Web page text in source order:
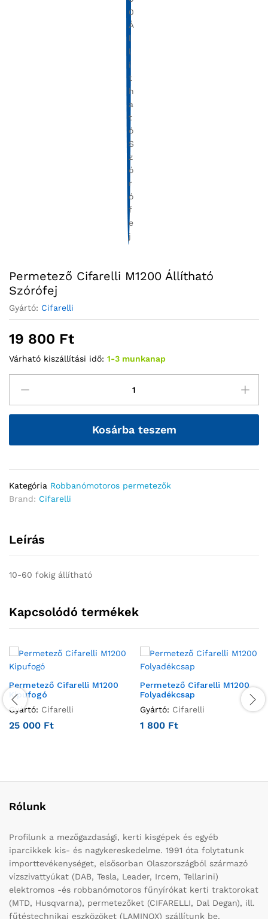
Permetező Cifarelli M1200 Állítható
Szórófej
Gyártó: Cifarelli
19 800 Ft
Várható kiszállítási idő: 1-3 munkanap
Kosárba teszem
Kategória Robbanómotoros permetezők
Brand: Cifarelli
Leírás
10-60 fokig állítható
Kapcsolódó termékek
Permetező Cifarelli M1200
Kipufogó
Gyártó: Cifarelli
25 000 Ft
Permetező Cifarelli M1200
Folyadékcsap
Gyártó: Cifarelli
1 800 Ft
Rólunk
Profilunk a mezőgazdasági, kerti kisgépek és egyéb
iparcikkek kis- és nagykereskedelme. 1991 óta folytatunk
importtevékenységet, elsősorban Olaszországból származó
vízszivattyúkat (DAB, Tesla, Leader, Ircem, Tellarini)
elektromos -és robbanómotoros fűnyírókat kerti traktorokat
(MTD, Husqvarna), permetezőket (CIFARELLI, Dal Degan), ill.
fűtéstechnikai eszközöket (LAMINOX) szállítunk be.